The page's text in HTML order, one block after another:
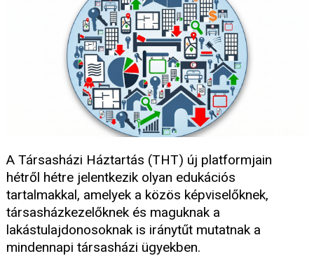
A Társasházi Háztartás (THT) új platformjain
hétről hétre jelentkezik olyan edukációs
tartalmakkal, amelyek a közös képviselőknek,
társasházkezelőknek és maguknak a
lakástulajdonosoknak is iránytűt mutatnak a
mindennapi társasházi ügyekben.